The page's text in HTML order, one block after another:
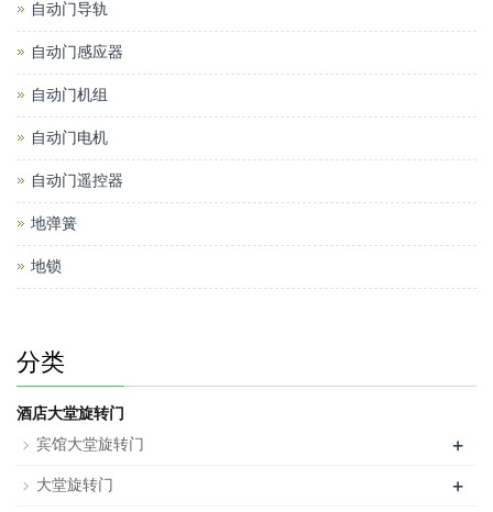
自动门导轨
自动门感应器
自动门机组
自动门电机
自动门遥控器
地弹簧
地锁
分类
酒店大堂旋转门
宾馆大堂旋转门
+
大堂旋转门 +